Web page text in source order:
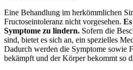
Eine Behandlung im herkömmlichen
Fructoseintoleranz nicht vorgesehen.
Symptome zu lindern. Sofern die
sind, bietet es sich an, ein spezielles
Dadurch werden die Symptome sowie
bekämpft und der Körper bekommt so